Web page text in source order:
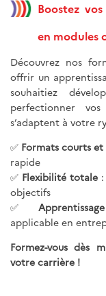
Boostez
en modules
Découvrez nos
offrir un
souhaitiez
perfectionner
s’adaptent à votre
✅ Formats courts et
rapide
✅ Flexibilité totale
objectifs
✅
applicable en
Formez-vous dès
votre carrière !